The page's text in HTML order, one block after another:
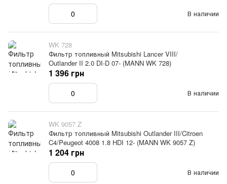
В наличии
WK 728
Фильтр топливный Mitsubishi Lancer VIII/
Outlander II 2.0 DI-D 07- (MANN WK 728)
В наличии
1 396 грн
WK 9057 Z
Фильтр топливный Mitsubishi Outlander III/Citroen
C4/Peugeot 4008 1.8 HDI 12- (MANN WK 9057 Z)
В наличии
1 204 грн